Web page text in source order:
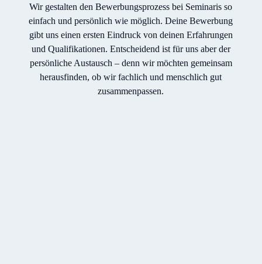
Wir gestalten den Bewerbungsprozess bei Seminaris so
einfach und persönlich wie möglich. Deine Bewerbung
gibt uns einen ersten Eindruck von deinen Erfahrungen
und Qualifikationen. Entscheidend ist für uns aber der
persönliche Austausch – denn wir möchten gemeinsam
herausfinden, ob wir fachlich und menschlich gut
zusammenpassen.